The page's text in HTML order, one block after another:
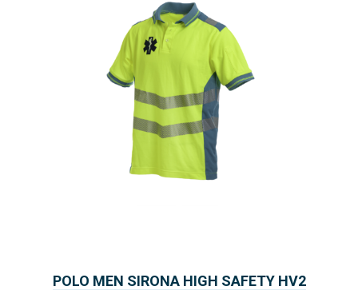
POLO MEN SIRONA HIGH SAFETY HV2